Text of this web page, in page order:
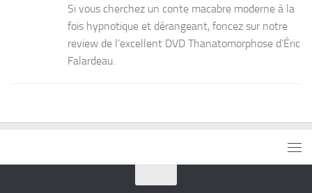
Si vous cherchez un conte macabre moderne à la
fois hypnotique et dérangeant, foncez sur notre
review de l’excellent DVD Thanatomorphose d’Éric
Falardeau.